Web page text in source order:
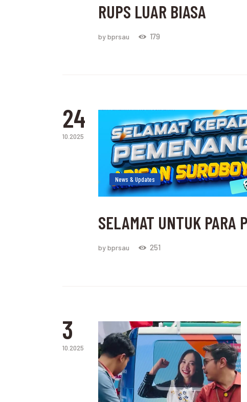
RUPS LUAR BIASA
by bprsau 179
24
10.2025
News & Updates
SELAMAT UNTUK PARA
by bprsau 251
3
10.2025